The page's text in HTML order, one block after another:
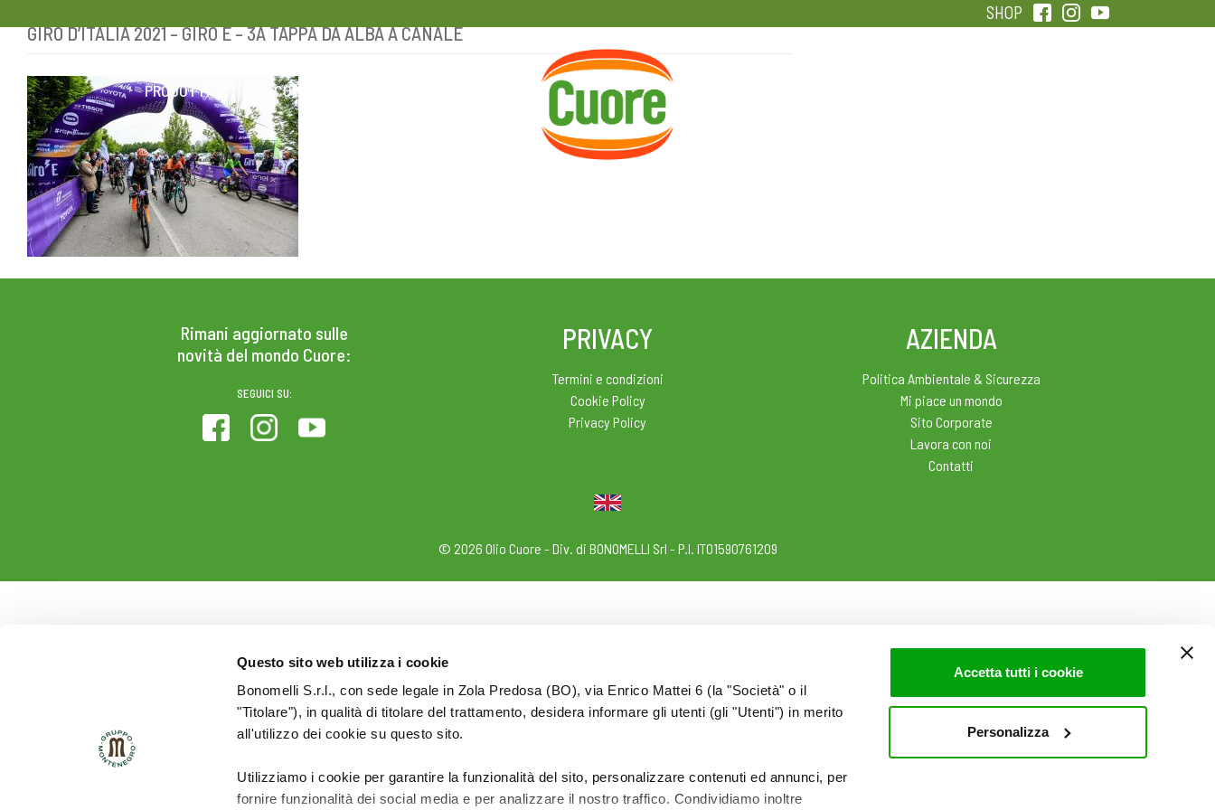
Questo sito web utilizza i cookie
Bonomelli S.r.l., con sede legale in Zola Predosa (BO), via Enrico Mattei 6 (la "Società" o il
"Titolare"), in qualità di titolare del trattamento, desidera informare gli utenti (gli "Utenti") in merito
all'utilizzo dei cookie su questo sito.
Utilizziamo i cookie per garantire la funzionalità del sito, personalizzare contenuti ed annunci, per
fornire funzionalità dei social media e per analizzare il nostro traffico. Condividiamo inoltre
Accetta tutti i cookie
Personalizza
Skip
content
SHOP
PRODOTTI COLESTEROLO
HOME
GIRO D’ITALIA 2021 – GIRO E – 3A TAPPA DA ALBA A CANALE
Rimani aggiornato sulle
novità del mondo Cuore:
SEGUICI SU:
PRIVACY
Termini e condizioni
Cookie Policy
Privacy Policy
AZIENDA
Politica Ambientale & Sicurezza
Mi piace un mondo
Sito Corporate
Lavora con noi
Contatti
© 2026 Olio Cuore - Div. di BONOMELLI Srl - P.I. IT01590761209